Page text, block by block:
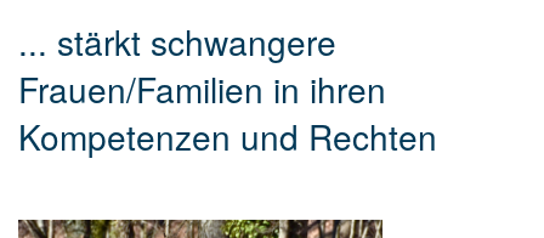
... stärkt schwangere
Frauen/Familien in ihren
Kompetenzen und Rechten